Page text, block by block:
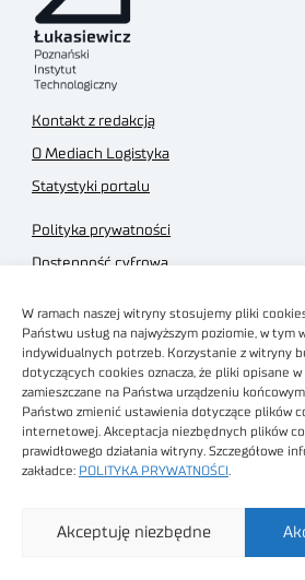
W ramach naszej witryny stosujemy pliki
Państwu usług na najwyższym poziomie, w tym
indywidualnych potrzeb. Korzystanie z witryny
dotyczących cookies oznacza, że pliki opisane w
zamieszczane na Państwa urządzeniu
Państwo zmienić ustawienia dotyczące plików
internetowej. Akceptacja niezbędnych plików
prawidłowego działania witryny. Szczegółowe
zakładce: POLITYKA PRYWATNOŚCI
Akceptuję niezbędne
Kontakt z redakcją
O Mediach Logistyka
Statystyki portalu
Polityka prywatności
Dostępność cyfrowa
Regulamin sklepu
Obrazy stockowe
autorstwa
Technologiczny